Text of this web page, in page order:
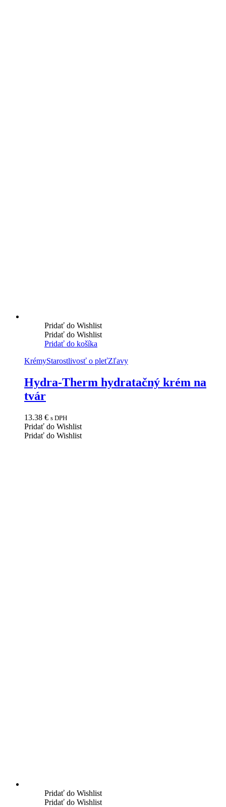
Pridať do Wishlist
Pridať do Wishlist
Pridať do košíka
KrémyStarostlivosť o pleťZľavy
Hydra-Therm hydratačný krém na
tvár
13.38 € s DPH
Pridať do Wishlist
Pridať do Wishlist
Pridať do Wishlist
Pridať do Wishlist